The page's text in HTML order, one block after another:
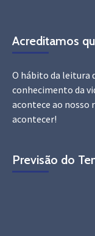
Acreditamos
O hábito da leitura
conhecimento da
acontece ao nosso
acontecer!
Previsão do